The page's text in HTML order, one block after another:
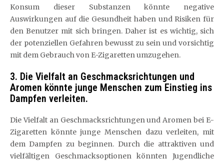
Konsum dieser Substanzen könnte negative
Auswirkungen auf die Gesundheit haben und Risiken für
den Benutzer mit sich bringen. Daher ist es wichtig, sich
der potenziellen Gefahren bewusst zu sein und vorsichtig
mit dem Gebrauch von E-Zigaretten umzugehen.
3. Die Vielfalt an Geschmacksrichtungen und
Aromen könnte junge Menschen zum Einstieg ins
Dampfen verleiten.
Die Vielfalt an Geschmacksrichtungen und Aromen bei E-
Zigaretten könnte junge Menschen dazu verleiten, mit
dem Dampfen zu beginnen. Durch die attraktiven und
vielfältigen Geschmacksoptionen könnten Jugendliche